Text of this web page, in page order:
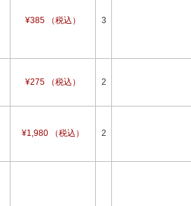
¥385 （税込） 3
¥275 （税込） 2
¥1,980 （税込） 2